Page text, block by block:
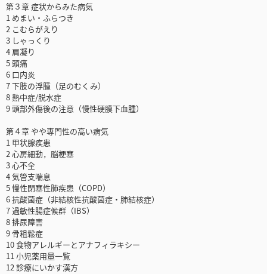
第３章 症状からみた病気
1 めまい・ふらつき
2 こむらがえり
3 しゃっくり
4 肩凝り
5 頭痛
6 口内炎
7 下肢の浮腫（足のむくみ）
8 熱中症/脱水症
9 頭部外傷後の注意（慢性硬膜下血腫）
第４章 やや専門性の高い病気
1 甲状腺疾患
2 心房細動，脳梗塞
3 心不全
4 気管支喘息
5 慢性閉塞性肺疾患（COPD）
6 抗酸菌症（非結核性抗酸菌症・肺結核症）
7 過敏性腸症候群（IBS）
8 排尿障害
9 骨粗鬆症
10 食物アレルギーとアナフィラキシー
11 小児薬用量一覧
12 診療にいかす漢方